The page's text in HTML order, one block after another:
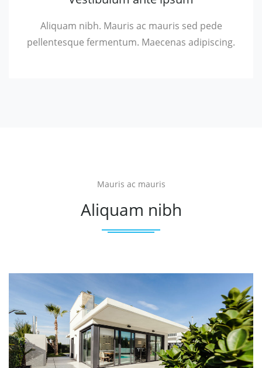
Aliquam nibh. Mauris ac mauris sed pede
pellentesque fermentum. Maecenas adipiscing.
Mauris ac mauris
Aliquam nibh